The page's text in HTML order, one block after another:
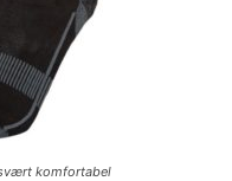
komfortabel